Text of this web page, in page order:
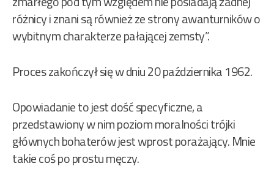
różnicy i znani są również ze strony awanturników o
wybitnym charakterze pałającej zemsty”.
Proces zakończył się w dniu 20 października 1962.
Opowiadanie to jest dość specyficzne, a
przedstawiony w nim poziom moralności trójki
głównych bohaterów jest wprost porażający. Mnie
takie coś po prostu męczy.